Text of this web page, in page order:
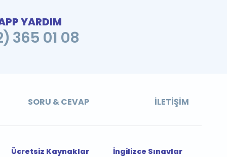
YARDIM
365 01 08
SORU & CEVAP İLETIŞIM
Ücretsiz Kaynaklar
İngilizce Sınavlar